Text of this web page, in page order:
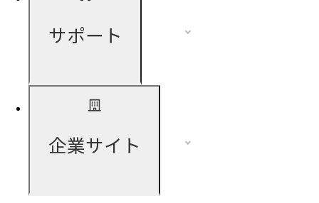
サポート
企業サイト